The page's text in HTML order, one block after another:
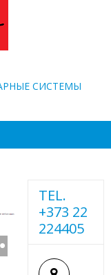
СИСТЕМЫ
TEL.
+373 22
224405